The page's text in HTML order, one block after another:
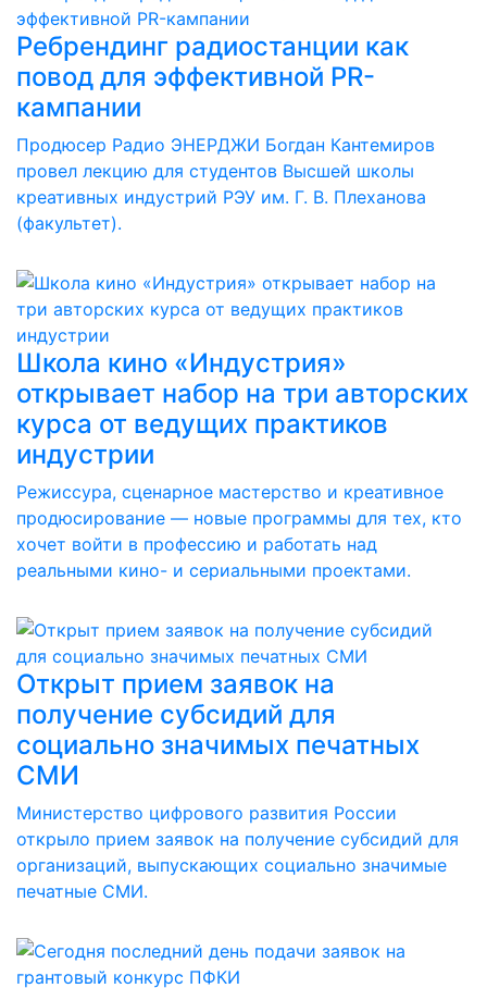
Ребрендинг радиостанции как
повод для эффективной PR-
кампании
Продюсер Радио ЭНЕРДЖИ Богдан Кантемиров
провел лекцию для студентов Высшей школы
креативных индустрий РЭУ им. Г. В. Плеханова
(факультет).
Школа кино «Индустрия»
открывает набор на три авторских
курса от ведущих практиков
индустрии
Режиссура, сценарное мастерство и креативное
продюсирование — новые программы для тех, кто
хочет войти в профессию и работать над
реальными кино- и сериальными проектами.
Открыт прием заявок на
получение субсидий для
социально значимых печатных
СМИ
Министерство цифрового развития России
открыло прием заявок на получение субсидий для
организаций, выпускающих социально значимые
печатные СМИ.